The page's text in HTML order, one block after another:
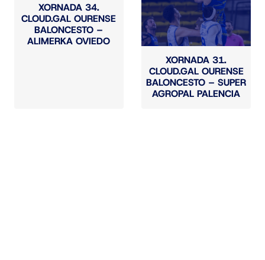
XORNADA 34.
CLOUD.GAL OURENSE
BALONCESTO –
ALIMERKA OVIEDO
XORNADA 31.
CLOUD.GAL OURENSE
BALONCESTO – SUPER
AGROPAL PALENCIA